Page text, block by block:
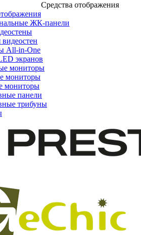
Средства отображения
ЖК-панели
All-in-One
экранов
мониторы
мониторы
мониторы
панели
трибуны